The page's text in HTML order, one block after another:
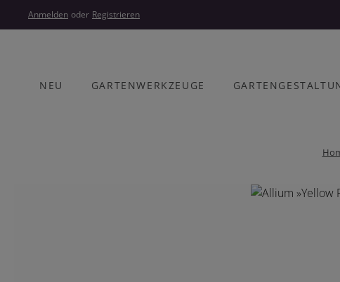
Hauptinhalt springen
Zur Hauptnavigation springen
Anmelden oder Registrieren
NEU GARTENWERKZEUGE